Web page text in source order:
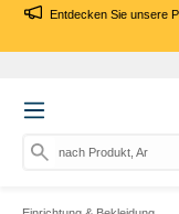
Entdecken Sie unsere
nach Produkt, Art.-Nr.,